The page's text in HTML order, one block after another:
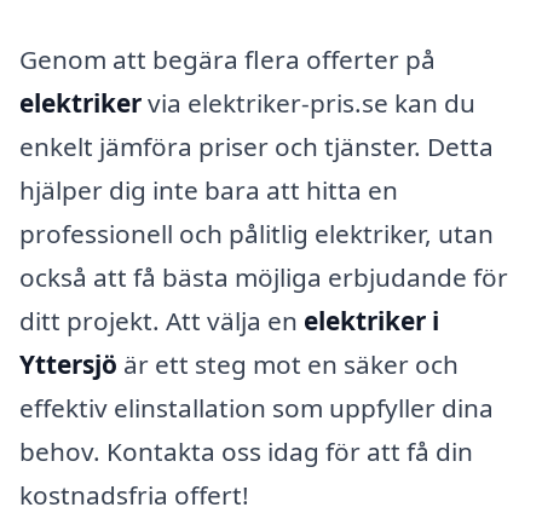
Genom att begära flera offerter på
elektrikervia elektriker-pris.se kan du
enkelt jämföra priser och tjänster. Detta
hjälper dig inte bara att hitta en
professionell och pålitlig elektriker, utan
också att få bästa möjliga erbjudande för
ditt projekt. Att välja en elektriker i
Yttersjö är ett steg mot en säker och
effektiv elinstallation som uppfyller dina
behov. Kontakta oss idag för att få din
kostnadsfria offert!